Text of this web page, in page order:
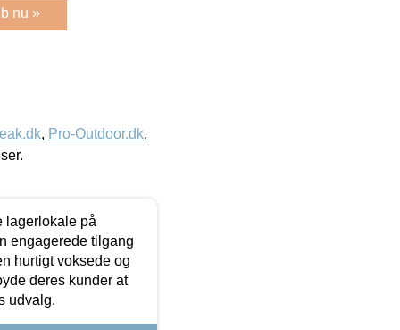
nu »
, Pro-Outdoor.dk,
lagerlokale på
engagerede tilgang
hurtigt voksede og
deres kunder at
udvalg.